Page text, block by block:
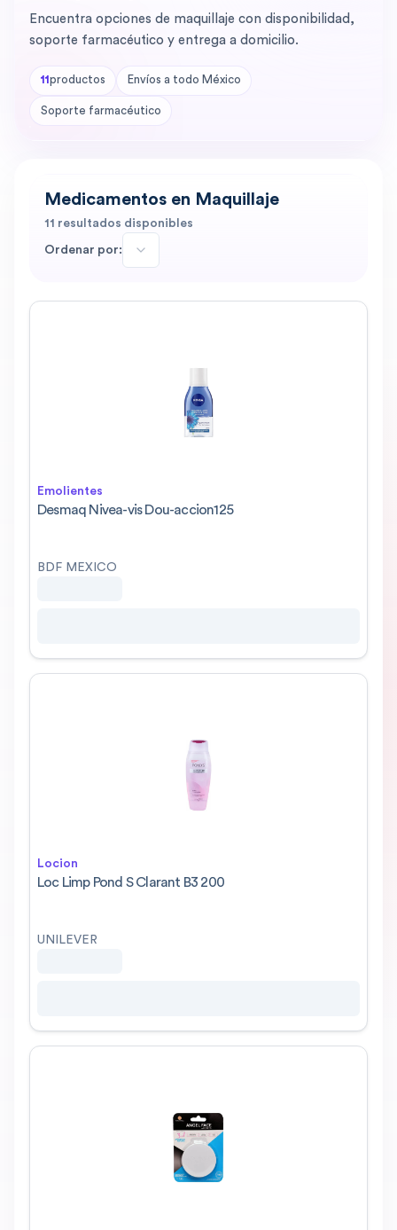
Encuentra opciones de maquillaje con disponibilidad,
soporte farmacéutico y entrega a domicilio.
11 productos Envíos a todo México
Soporte farmacéutico
Medicamentos en Maquillaje
11 resultados disponibles
Ordenar por:
Emolientes
Desmaq Nivea-vis Dou-accion125
BDF MEXICO
Locion
Loc Limp Pond S Clarant B3 200
UNILEVER